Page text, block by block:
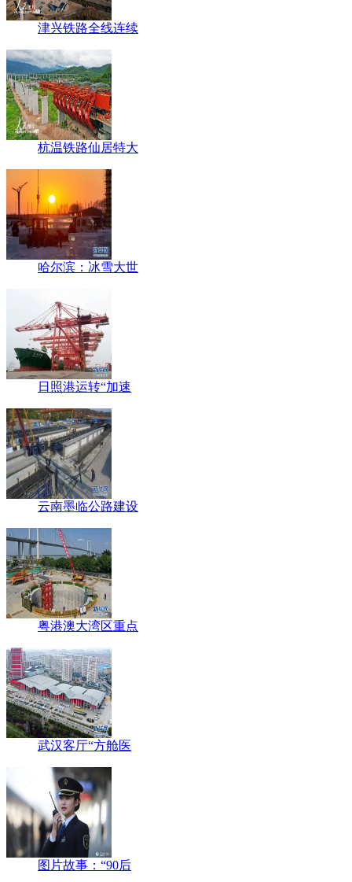
津兴铁路全线连续
杭温铁路仙居特大
哈尔滨：冰雪大世
日照港运转“加速
云南墨临公路建设
粤港澳大湾区重点
武汉客厅“方舱医
图片故事：“90后